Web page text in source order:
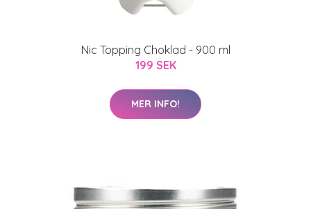
Nic Topping Choklad - 900 ml
199 SEK
MER INFO!